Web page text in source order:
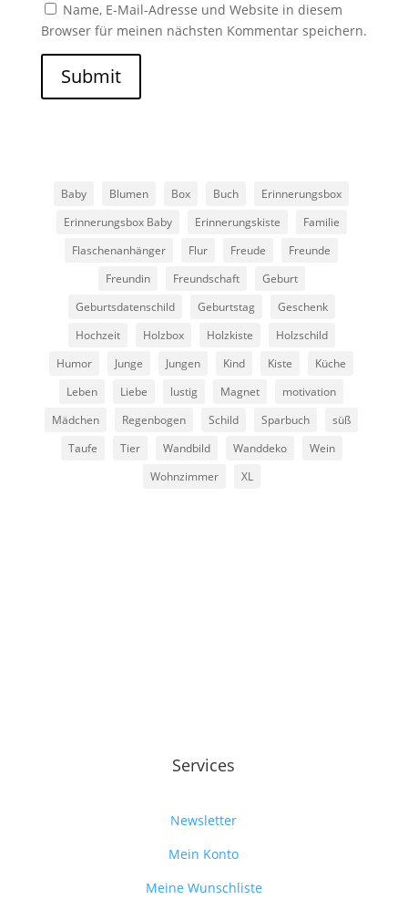
Name, E-Mail-Adresse und Website in diesem
Browser für meinen nächsten Kommentar speichern.
Submit
Baby Blumen Box Buch
Erinnerungsbox
Erinnerungsbox Baby
Erinnerungskiste
Familie
Flaschenanhänger
Flur Freude
Freunde
Freundin
Freundschaft
Geburt
Geburtsdatenschild
Geburtstag
Geschenk
Hochzeit
Holzbox Holzkiste
Holzschild
Humor
Junge Jungen Kind Kiste
Küche
Leben
Liebe lustig Magnet
motivation
Mädchen
Regenbogen Schild Sparbuch
süß
Taufe
Tier Wandbild Wanddeko
Wein
Wohnzimmer
XL
Services
Newsletter
Mein Konto
Meine Wunschliste